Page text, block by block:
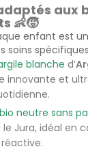
aux
👶🧒
enfant est
soins
blanche d’
innovante et
neutre sans
Jura, idéal en